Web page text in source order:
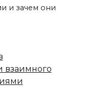
и зачем они